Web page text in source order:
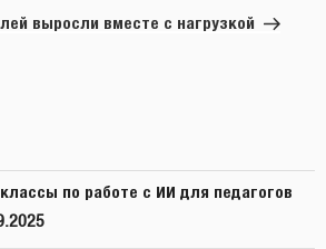
выросли вместе с нагрузкой
по работе с ИИ для педагогов